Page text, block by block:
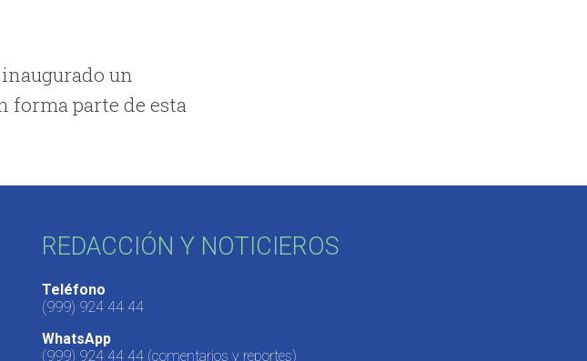
un
forma parte de esta
REDACCIÓN Y NOTICIEROS
Teléfono
(999) 924 44 44
WhatsApp
(999) 924 44 44 (comentarios y reportes)